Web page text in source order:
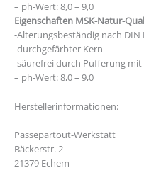
– ph-Wert: 8,0 – 9,0
Eigenschaften MSK-Natur-
-Alterungsbeständig nach DIN
-durchgefärbter Kern
-säurefrei durch Pufferung
– ph-Wert: 8,0 – 9,0
Herstellerinformationen:
Passepartout-Werkstatt
Bäckerstr. 2
21379 Echem